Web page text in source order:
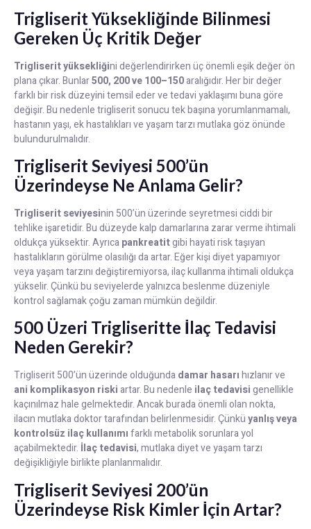
Trigliserit Yüksekliğinde Bilinmesi
Gereken Üç Kritik Değer
Trigliserit yüksekliğini değerlendirirken üç önemli eşik değer ön
plana çıkar. Bunlar500, 200 ve 100–150aralığıdır. Her bir değer
farklı bir risk düzeyini temsil eder ve tedavi yaklaşımı buna göre
değişir. Bu nedenle trigliserit sonucu tek başına yorumlanmamalı,
hastanın yaşı, ek hastalıkları ve yaşam tarzı mutlaka göz önünde
bulundurulmalıdır.
Trigliserit Seviyesi 500’ün
Üzerindeyse Ne Anlama Gelir?
Trigliserit seviyesinin 500’ün üzerinde seyretmesi ciddi bir
tehlike işaretidir. Bu düzeyde kalp damarlarına zarar verme ihtimali
oldukça yüksektir. Ayrıcapankreatitgibi hayati risk taşıyan
hastalıkların görülme olasılığı da artar. Eğer kişi diyet yapamıyor
veya yaşam tarzını değiştiremiyorsa, ilaç kullanma ihtimali oldukça
yükselir. Çünkü bu seviyelerde yalnızca beslenme düzeniyle
kontrol sağlamak çoğu zaman mümkün değildir.
500 Üzeri Trigliseritte İlaç Tedavisi
Neden Gerekir?
Trigliserit 500’ün üzerinde olduğundadamar hasarıhızlanır ve
ani komplikasyon riskiartar. Bu nedenle ilaç tedavisigenellikle
kaçınılmaz hale gelmektedir. Ancak burada önemli olan nokta,
ilacın mutlaka doktor tarafından belirlenmesidir. Çünküyanlış veya
kontrolsüz ilaç kullanımıfarklı metabolik sorunlara yol
açabilmektedir. İlaç tedavisi, mutlaka diyet ve yaşam tarzı
değişikliğiyle birlikte planlanmalıdır.
Trigliserit Seviyesi 200’ün
Üzerindeyse Risk Kimler İçin Artar?